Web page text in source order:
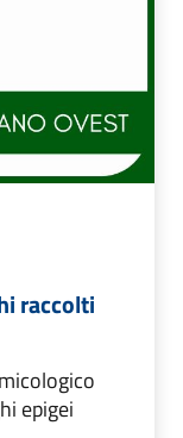
raccolti
epigei